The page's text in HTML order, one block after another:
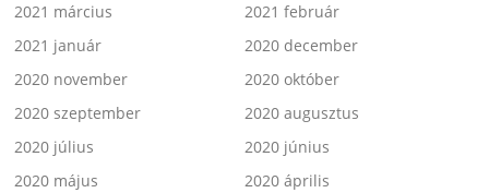
2021 március
2021 február
2021 január
2020 december
2020 november
2020 október
2020 szeptember
2020 augusztus
2020 július
2020 június
2020 május
2020 április